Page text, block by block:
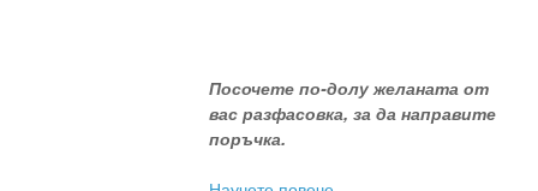
Посочете по-долу желаната от
вас разфасовка, за да направите
поръчка.